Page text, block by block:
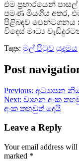
එම ප්‍රහාරයෙන්
පමණ මියගිය අතර, එම
පිළිබඳව පෙන්ටගනය
විදෙස් මාධ්‍ය
Tags: මුල් පිටුව යුදමය
Post
Previous: අධ්‍යාපන
Next: වාහන අංක
අංක තහඩුත් දෙයි
Leave a Reply
Your email address
marked *